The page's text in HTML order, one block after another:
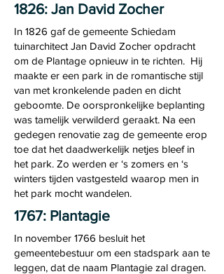
1826: Jan David Zocher
In 1826 gaf de gemeente Schiedam
tuinarchitect Jan David Zocher opdracht
om de Plantage opnieuw in te richten. Hij
maakte er een park in de romantische stijl
van met kronkelende paden en dicht
geboomte. De oorspronkelijke beplanting
was tamelijk verwilderd geraakt. Na een
gedegen renovatie zag de gemeente erop
toe dat het daadwerkelijk netjes bleef in
het park. Zo werden er ‘s zomers en ‘s
winters tijden vastgesteld waarop men in
het park mocht wandelen.
1767: Plantagie
In november 1766 besluit het
gemeentebestuur om een stadspark aan te
leggen, dat de naam Plantagie zal dragen.